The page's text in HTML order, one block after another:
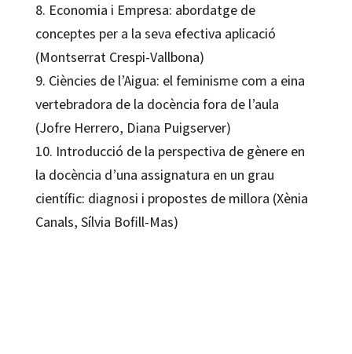
8. Economia i Empresa: abordatge de
conceptes per a la seva efectiva aplicació
(Montserrat Crespi-Vallbona)
9. Ciències de l’Aigua: el feminisme com a eina
vertebradora de la docència fora de l’aula
(Jofre Herrero, Diana Puigserver)
10. Introducció de la perspectiva de gènere en
la docència d’una assignatura en un grau
científic: diagnosi i propostes de millora (Xènia
Canals, Sílvia Bofill-Mas)